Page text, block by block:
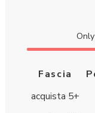
Only
Fascia
acquista 5+